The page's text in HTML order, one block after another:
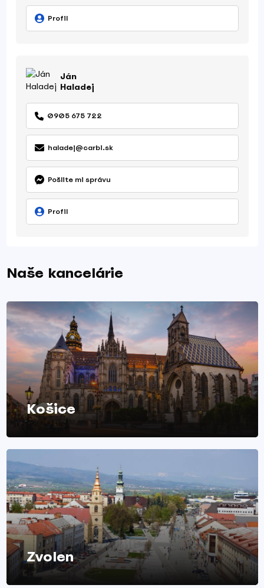
Profil
Ján
Haladej
0905 675 722
haladej@carbi.sk
Pošlite mi správu
Profil
Naše kancelárie
Košice
Zvolen